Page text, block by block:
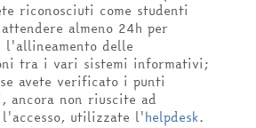
riconosciuti come studenti
almeno 24h per
l'allineamento delle
tra i vari sistemi informativi;
avete verificato i punti
ancora non riuscite ad
utilizzate l'helpdesk.